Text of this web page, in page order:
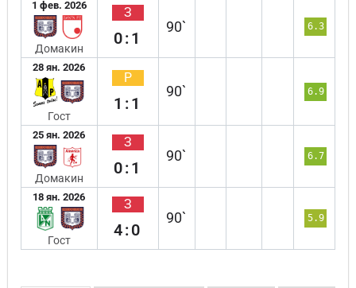
1 фев. 2026
Домакин
З
0:1
90` 6.3
28 ян. 2026
Гост
Р
1:1
90` 6.9
25 ян. 2026
Домакин
З
0:1
90` 6.7
18 ян. 2026
Гост
З
4:0
90` 5.9